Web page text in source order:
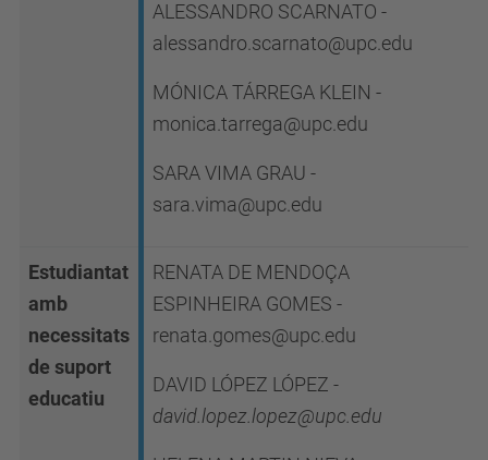
ALESSANDRO SCARNATO -
alessandro.scarnato@upc.edu
MÓNICA TÁRREGA KLEIN -
monica.tarrega@upc.edu
SARA VIMA GRAU -
sara.vima@upc.edu
Estudiantat
amb
necessitats
de suport
educatiu
RENATA DE MENDOÇA
ESPINHEIRA GOMES -
renata.gomes@upc.edu
DAVID LÓPEZ LÓPEZ -
david.lopez.lopez@upc.edu